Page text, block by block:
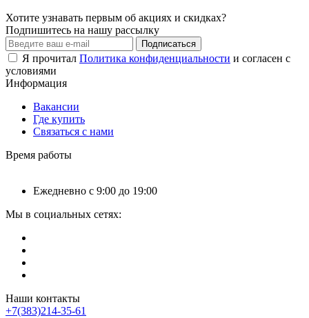
Хотите узнавать первым об акциях и скидках?
Подпишитесь на нашу рассылку
Подписаться
Я прочитал Политика конфиденциальности и согласен с
условиями
Информация
Вакансии
Где купить
Связаться с нами
Время работы
Ежедневно с 9:00 до 19:00
Мы в социальных сетях:
Наши контакты
+7(383)214-35-61